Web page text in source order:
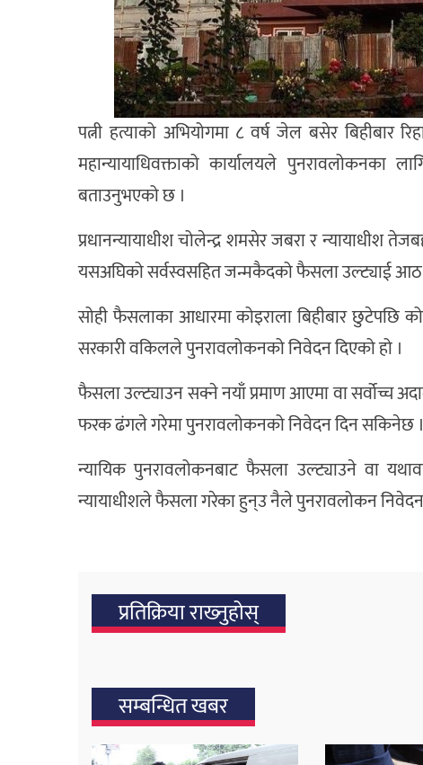
पत्नी हत्याको अभियोगमा ८ वर्ष जेल बसेर बिहीबार
महान्यायाधिवक्ताको कार्यालयले पुनरावलोकनका
बताउनुभएको छ ।
प्रधानन्यायाधीश चोलेन्द्र शमसेर जबरा र न्यायाधीश
यसअघिको सर्वस्वसहित जन्मकैदको फैसला उल्ट्याई आठ
सोही फैसलाका आधारमा कोइराला बिहीबार छुटेपछि
सरकारी वकिलले पुनरावलोकनको निवेदन दिएको हो ।
फैसला उल्ट्याउन सक्ने नयाँ प्रमाण आएमा वा सर्वोच्च
फरक ढंगले गरेमा पुनरावलोकनको निवेदन दिन सकिनेछ ।
न्यायिक पुनरावलोकनबाट फैसला उल्ट्याउने वा
न्यायाधीशले फैसला गरेका हुन्उ नैले पुनरावलोकन
प्रतिक्रिया राख्‍नुहोस्
सम्बन्धित खबर